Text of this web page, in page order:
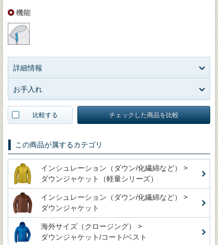
機能
詳細情報
お手入れ
比較する チェックした商品を比較
この商品が属するカテゴリ
インシュレーション（ダウン/化繊綿など） >
ダウンジャケット（軽量シリーズ）
インシュレーション（ダウン/化繊綿など） >
ダウンジャケット
海外サイズ（クロージング） >
ダウンジャケット/コート/ベスト